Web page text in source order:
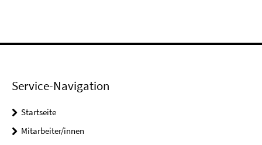
Service-Navigation
Startseite
Mitarbeiter/innen